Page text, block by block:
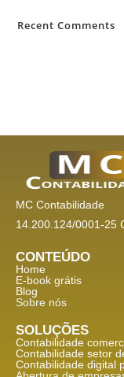
Recent Comments
MC Contabilidade
14.200.124/0001-25
CONTEÚDO
Home
E-book grátis
Blog
Sobre nós
SOLUÇÕES
Contabilidade
Contabilidade setor
Contabilidade digital